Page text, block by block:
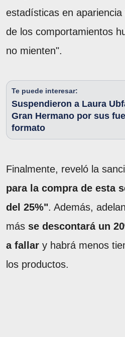
estadísticas en
de los comportamientos
no mienten".
Te puede interesar:
Suspendieron a Laura
Gran Hermano por sus
formato
Finalmente, reveló la
para la compra de esta
del 25%". Además,
más se descontará un
a fallar y habrá menos
los productos.